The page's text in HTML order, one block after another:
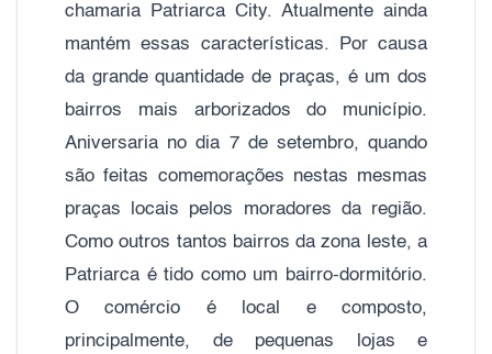
chamaria Patriarca City. Atualmente ainda
mantém essas características. Por causa
da grande quantidade de praças, é um dos
bairros mais arborizados do município.
Aniversaria no dia 7 de setembro, quando
são feitas comemorações nestas mesmas
praças locais pelos moradores da região.
Como outros tantos bairros da zona leste, a
Patriarca é tido como um bairro-dormitório.
O comércio é local e composto,
principalmente, de pequenas lojas e